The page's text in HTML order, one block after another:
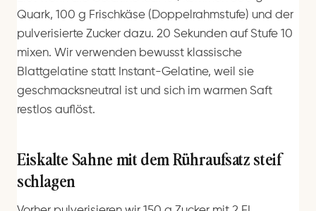
Quark, 100 g Frischkäse (Doppelrahmstufe) und der
pulverisierte Zucker dazu. 20 Sekunden auf Stufe 10
mixen. Wir verwenden bewusst klassische
Blattgelatine statt Instant-Gelatine, weil sie
geschmacksneutral ist und sich im warmen Saft
restlos auflöst.
Eiskalte Sahne mit dem Rühraufsatz steif
schlagen